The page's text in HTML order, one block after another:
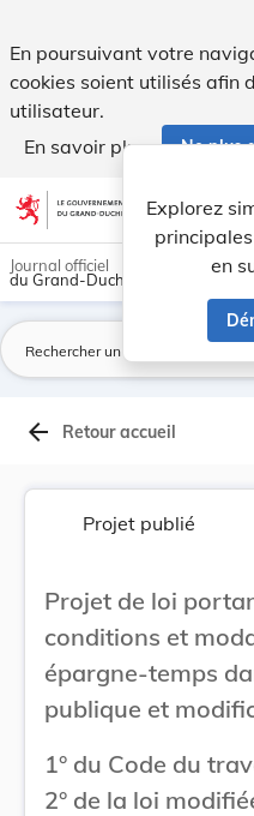
En poursuivant votre
cookies soient utilisés afin
utilisateur.
En savoir plus
Ne plus
Aller au contenu Explorez
en
Journal officiel
du Grand-Duché de Luxembourg
arrow_back Retour accueil
Projet publié
Projet de loi
conditions et
épargne-temps
publique et
1° du Code du
2° de la loi